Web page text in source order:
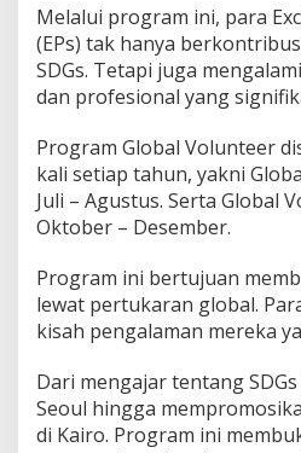
n
u
r
Melalui program ini, para
(EPs) tak hanya
SDGs. Tetapi juga
dan profesional yang
Program Global Volunteer
kali setiap tahun, yakni
Juli – Agustus. Serta Global
Oktober – Desember.
Program ini bertujuan
lewat pertukaran global.
kisah pengalaman mereka
Dari mengajar tentang
Seoul hingga
di Kairo. Program ini